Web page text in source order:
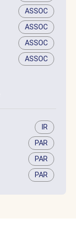
ASSOC
ASSOC
ASSOC
ASSOC
IR
PAR
PAR
PAR